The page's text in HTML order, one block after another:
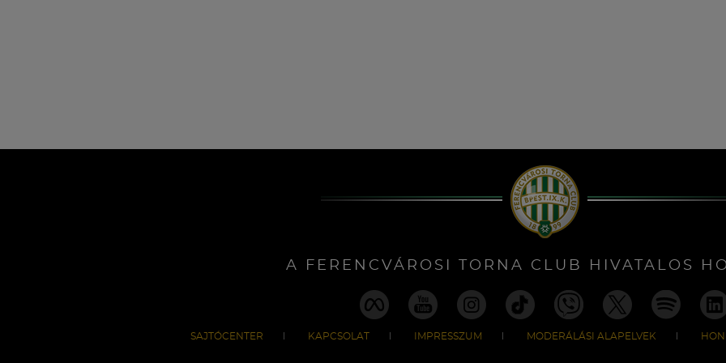
A FERENCVÁROSI TORNA CLUB HIVATALOS
SAJTÓCENTER KAPCSOLAT IMPRESSZUM MODERÁLÁSI ALAPELVEK